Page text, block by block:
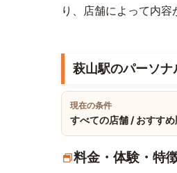
り、店舗によって内容
萩山駅のパーソ
現在の条件
すべての店舗 / おすすめ
料金・体験・特